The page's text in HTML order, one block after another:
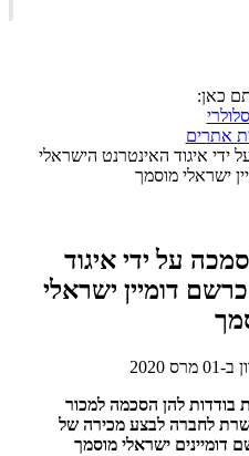
כאן:
סלולרי
אתרים
איגוד האינטרנט הישראלי
ישראלי מוסמך
על ידי איגוד
דומיין ישראלי
2020
להן הסכמה למכור
לחברה לבצע מכירה של
ישראלי מוסמך